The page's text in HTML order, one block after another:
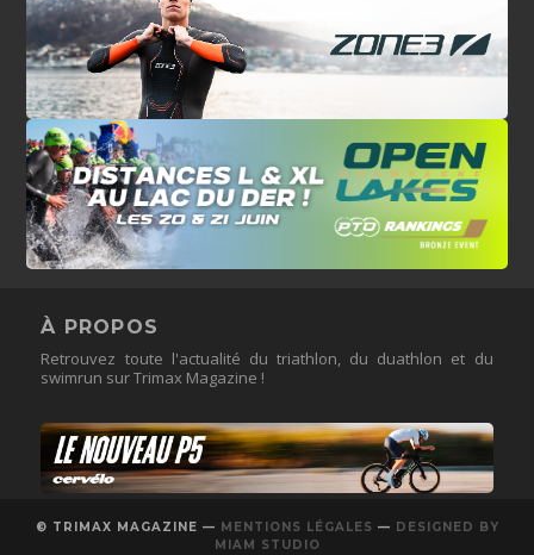
À PROPOS
Retrouvez toute l'actualité du triathlon, du duathlon et du
swimrun sur Trimax Magazine !
© TRIMAX MAGAZINE — MENTIONS LÉGALES — DESIGNED BY
MIAM STUDIO